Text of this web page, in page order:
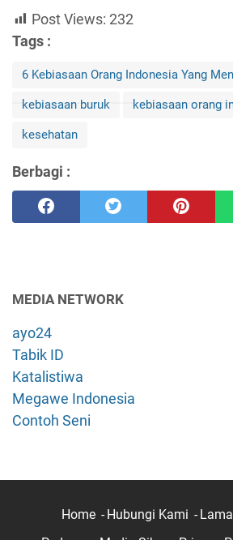
Post Views: 232
Tags :
6 Kebiasaan Orang Indonesia Yang
kebiasaan buruk kebiasaan orang
kesehatan
Berbagi :
MEDIA NETWORK
ayo24
Tabik ID
Katalistiwa
Megawe Indonesia
Contoh Seni
Home Hubungi Kami